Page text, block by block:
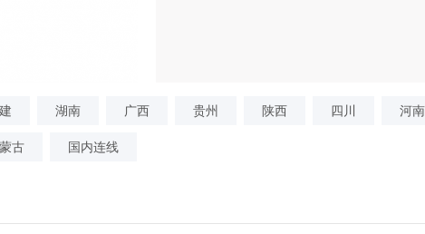
湖南 广西 贵州 陕西 四川 河南
古 国内连线